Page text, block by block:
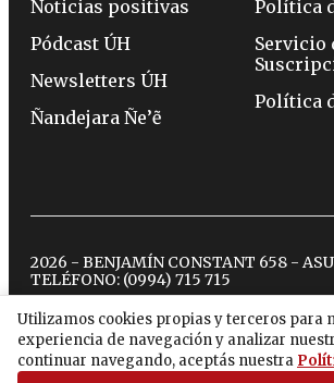
Utilizamos cookies propias y terceros para
experiencia de navegación y analizar
continuar navegando, aceptás nuestra
Noticias positivas
Pódcast ÚH
Newsletters ÚH
Ñandejara Ñe’ẽ
Política
Servicio
Política
2026 - BENJAMÍN CONSTANT 658 -
TELÉFONO: (0994) 715 715
twitterinstagram
facebook
tiktok